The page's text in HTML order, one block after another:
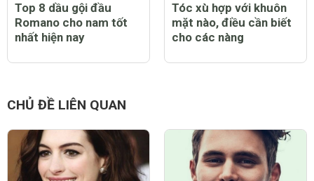
Top 8 dầu gội đầu
Romano cho nam tốt
nhất hiện nay
Tóc xù hợp với khuôn
mặt nào, điều cần biết
cho các nàng
CHỦ ĐỀ LIÊN QUAN